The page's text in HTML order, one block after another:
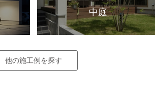
中庭
他の施工例を探す